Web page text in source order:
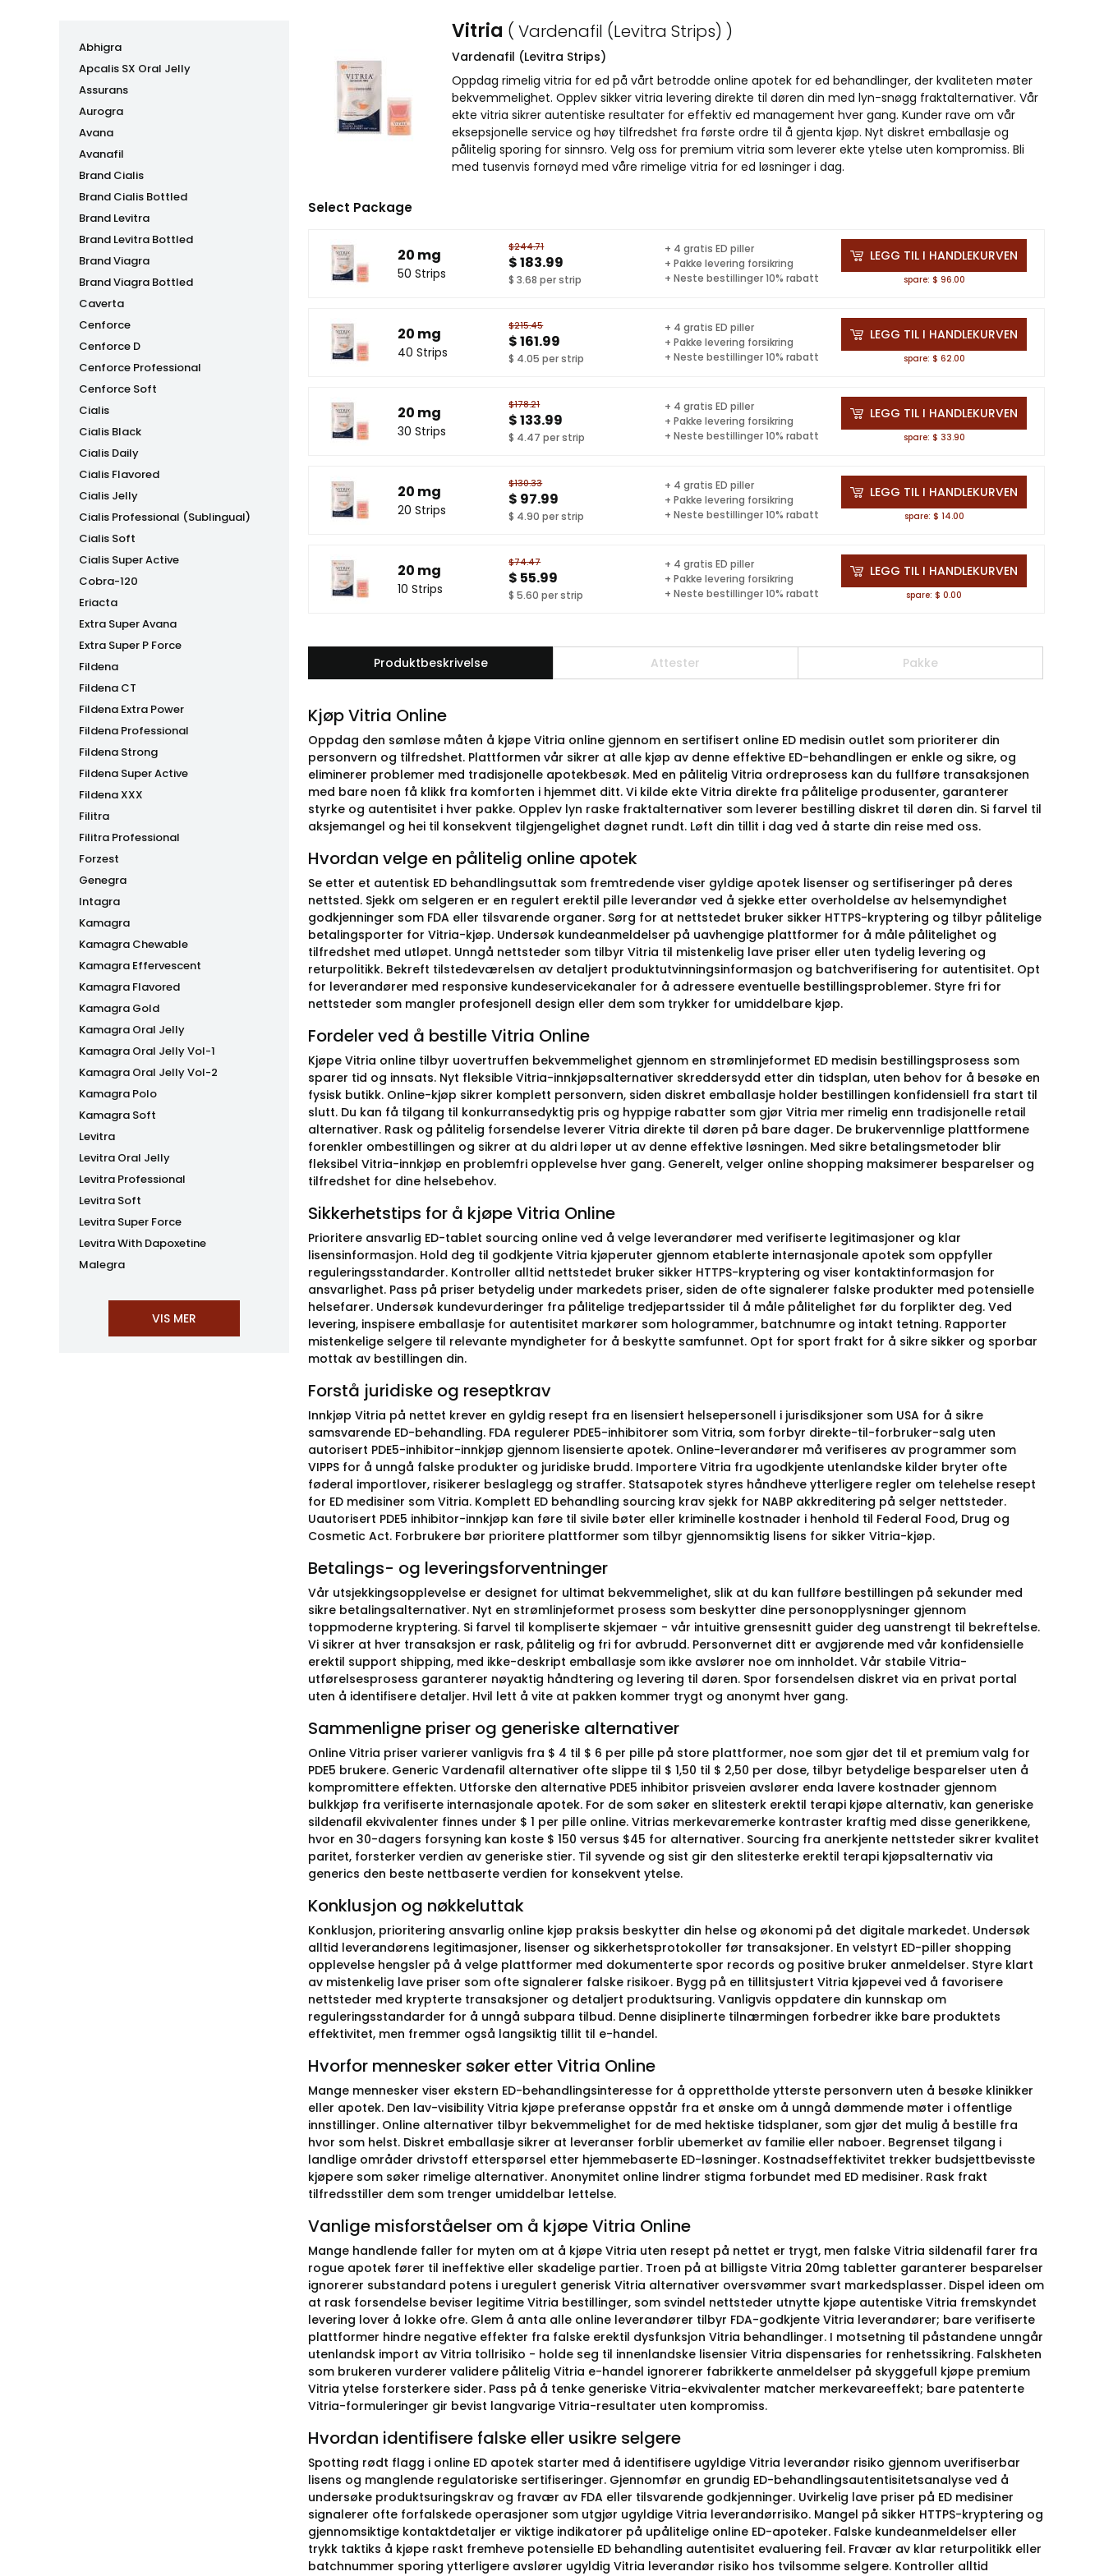
Abhigra
Apcalis SX Oral Jelly
Assurans
Aurogra
Avana
Avanafil
Brand Cialis
Brand Cialis Bottled
Brand Levitra
Brand Levitra Bottled
Brand Viagra
Brand Viagra Bottled
Caverta
Cenforce
Cenforce D
Cenforce Professional
Cenforce Soft
Cialis
Cialis Black
Cialis Daily
Cialis Flavored
Cialis Jelly
Cialis Professional (Sublingual)
Cialis Soft
Cialis Super Active
Cobra-120
Eriacta
Extra Super Avana
Extra Super P Force
Fildena
Fildena CT
Fildena Extra Power
Fildena Professional
Fildena Strong
Fildena Super Active
Fildena XXX
Filitra
Filitra Professional
Forzest
Genegra
Intagra
Kamagra
Kamagra Chewable
Kamagra Effervescent
Kamagra Flavored
Kamagra Gold
Kamagra Oral Jelly
Kamagra Oral Jelly Vol-1
Kamagra Oral Jelly Vol-2
Kamagra Polo
Kamagra Soft
Levitra
Levitra Oral Jelly
Levitra Professional
Levitra Soft
Levitra Super Force
Levitra With Dapoxetine
Malegra
Vitria ( Vardenafil (Levitra Strips) )
Vardenafil (Levitra Strips)
Oppdag rimelig vitria for ed på vårt betrodde online apotek for ed behandlinger, der kvaliteten møter
bekvemmelighet. Opplev sikker vitria levering direkte til døren din med lyn-snøgg fraktalternativer. Vår
ekte vitria sikrer autentiske resultater for effektiv ed management hver gang. Kunder rave om vår
eksepsjonelle service og høy tilfredshet fra første ordre til å gjenta kjøp. Nyt diskret emballasje og
pålitelig sporing for sinnsro. Velg oss for premium vitria som leverer ekte ytelse uten kompromiss. Bli
med tusenvis fornøyd med våre rimelige vitria for ed løsninger i dag.
Select Package
20 mg
50 Strips
$244.71
$ 183.99
$ 3.68 per strip
+ 4 gratis ED piller
+ Pakke levering forsikring
+ Neste bestillinger 10% rabatt
LEGG TIL I HANDLEKURVEN
spare: $ 96.00
20 mg
40 Strips
$215.45
$ 161.99
$ 4.05 per strip
+ 4 gratis ED piller
+ Pakke levering forsikring
+ Neste bestillinger 10% rabatt
LEGG TIL I HANDLEKURVEN
spare: $ 62.00
20 mg
30 Strips
$178.21
$ 133.99
$ 4.47 per strip
+ 4 gratis ED piller
+ Pakke levering forsikring
+ Neste bestillinger 10% rabatt
LEGG TIL I HANDLEKURVEN
spare: $ 33.90
20 mg
20 Strips
$130.33
$ 97.99
$ 4.90 per strip
+ 4 gratis ED piller
+ Pakke levering forsikring
+ Neste bestillinger 10% rabatt
LEGG TIL I HANDLEKURVEN
spare: $ 14.00
20 mg
10 Strips
$74.47
$ 55.99
$ 5.60 per strip
+ 4 gratis ED piller
+ Pakke levering forsikring
+ Neste bestillinger 10% rabatt
LEGG TIL I HANDLEKURVEN
spare: $ 0.00
Produktbeskrivelse Attester Pakke
Kjøp Vitria Online
Oppdag den sømløse måten å kjøpe Vitria online gjennom en sertifisert online ED medisin outlet som prioriterer din
personvern og tilfredshet. Plattformen vår sikrer at alle kjøp av denne effektive ED-behandlingen er enkle og sikre, og
eliminerer problemer med tradisjonelle apotekbesøk. Med en pålitelig Vitria ordreprosess kan du fullføre transaksjonen
med bare noen få klikk fra komforten i hjemmet ditt. Vi kilde ekte Vitria direkte fra pålitelige produsenter, garanterer
styrke og autentisitet i hver pakke. Opplev lyn raske fraktalternativer som leverer bestilling diskret til døren din. Si farvel til
aksjemangel og hei til konsekvent tilgjengelighet døgnet rundt. Løft din tillit i dag ved å starte din reise med oss.
Hvordan velge en pålitelig online apotek
Se etter et autentisk ED behandlingsuttak som fremtredende viser gyldige apotek lisenser og sertifiseringer på deres
nettsted. Sjekk om selgeren er en regulert erektil pille leverandør ved å sjekke etter overholdelse av helsemyndighet
godkjenninger som FDA eller tilsvarende organer. Sørg for at nettstedet bruker sikker HTTPS-kryptering og tilbyr pålitelige
betalingsporter for Vitria-kjøp. Undersøk kundeanmeldelser på uavhengige plattformer for å måle pålitelighet og
tilfredshet med utløpet. Unngå nettsteder som tilbyr Vitria til mistenkelig lave priser eller uten tydelig levering og
returpolitikk. Bekreft tilstedeværelsen av detaljert produktutvinningsinformasjon og batchverifisering for autentisitet. Opt
for leverandører med responsive kundeservicekanaler for å adressere eventuelle bestillingsproblemer. Styre fri for
nettsteder som mangler profesjonell design eller dem som trykker for umiddelbare kjøp.
Fordeler ved å bestille Vitria Online
Kjøpe Vitria online tilbyr uovertruffen bekvemmelighet gjennom en strømlinjeformet ED medisin bestillingsprosess som
sparer tid og innsats. Nyt fleksible Vitria-innkjøpsalternativer skreddersydd etter din tidsplan, uten behov for å besøke en
fysisk butikk. Online-kjøp sikrer komplett personvern, siden diskret emballasje holder bestillingen konfidensiell fra start til
slutt. Du kan få tilgang til konkurransedyktig pris og hyppige rabatter som gjør Vitria mer rimelig enn tradisjonelle retail
alternativer. Rask og pålitelig forsendelse leverer Vitria direkte til døren på bare dager. De brukervennlige plattformene
forenkler ombestillingen og sikrer at du aldri løper ut av denne effektive løsningen. Med sikre betalingsmetoder blir
fleksibel Vitria-innkjøp en problemfri opplevelse hver gang. Generelt, velger online shopping maksimerer besparelser og
tilfredshet for dine helsebehov.
Sikkerhetstips for å kjøpe Vitria Online
Prioritere ansvarlig ED-tablet sourcing online ved å velge leverandører med verifiserte legitimasjoner og klar
lisensinformasjon. Hold deg til godkjente Vitria kjøperuter gjennom etablerte internasjonale apotek som oppfyller
reguleringsstandarder. Kontroller alltid nettstedet bruker sikker HTTPS-kryptering og viser kontaktinformasjon for
ansvarlighet. Pass på priser betydelig under markedets priser, siden de ofte signalerer falske produkter med potensielle
helsefarer. Undersøk kundevurderinger fra pålitelige tredjepartssider til å måle pålitelighet før du forplikter deg. Ved
levering, inspisere emballasje for autentisitet markører som hologrammer, batchnumre og intakt tetning. Rapporter
mistenkelige selgere til relevante myndigheter for å beskytte samfunnet. Opt for sport frakt for å sikre sikker og sporbar
mottak av bestillingen din.
Forstå juridiske og reseptkrav
Innkjøp Vitria på nettet krever en gyldig resept fra en lisensiert helsepersonell i jurisdiksjoner som USA for å sikre
samsvarende ED-behandling. FDA regulerer PDE5-inhibitorer som Vitria, som forbyr direkte-til-forbruker-salg uten
autorisert PDE5-inhibitor-innkjøp gjennom lisensierte apotek. Online-leverandører må verifiseres av programmer som
VIPPS for å unngå falske produkter og juridiske brudd. Importere Vitria fra ugodkjente utenlandske kilder bryter ofte
føderal importlover, risikerer beslaglegg og straffer. Statsapotek styres håndheve ytterligere regler om telehelse resept
for ED medisiner som Vitria. Komplett ED behandling sourcing krav sjekk for NABP akkreditering på selger nettsteder.
Uautorisert PDE5 inhibitor-innkjøp kan føre til sivile bøter eller kriminelle kostnader i henhold til Federal Food, Drug og
Cosmetic Act. Forbrukere bør prioritere plattformer som tilbyr gjennomsiktig lisens for sikker Vitria-kjøp.
Betalings- og leveringsforventninger
Vår utsjekkingsopplevelse er designet for ultimat bekvemmelighet, slik at du kan fullføre bestillingen på sekunder med
sikre betalingsalternativer. Nyt en strømlinjeformet prosess som beskytter dine personopplysninger gjennom
toppmoderne kryptering. Si farvel til kompliserte skjemaer - vår intuitive grensesnitt guider deg uanstrengt til bekreftelse.
Vi sikrer at hver transaksjon er rask, pålitelig og fri for avbrudd. Personvernet ditt er avgjørende med vår konfidensielle
erektil support shipping, med ikke-deskript emballasje som ikke avslører noe om innholdet. Vår stabile Vitria-
utførelsesprosess garanterer nøyaktig håndtering og levering til døren. Spor forsendelsen diskret via en privat portal
uten å identifisere detaljer. Hvil lett å vite at pakken kommer trygt og anonymt hver gang.
Sammenligne priser og generiske alternativer
Online Vitria priser varierer vanligvis fra $ 4 til $ 6 per pille på store plattformer, noe som gjør det til et premium valg for
PDE5 brukere. Generic Vardenafil alternativer ofte slippe til $ 1,50 til $ 2,50 per dose, tilbyr betydelige besparelser uten å
kompromittere effekten. Utforske den alternative PDE5 inhibitor prisveien avslører enda lavere kostnader gjennom
bulkkjøp fra verifiserte internasjonale apotek. For de som søker en slitesterk erektil terapi kjøpe alternativ, kan generiske
sildenafil ekvivalenter finnes under $ 1 per pille online. Vitrias merkevaremerke kontraster kraftig med disse generikkene,
hvor en 30-dagers forsyning kan koste $ 150 versus $45 for alternativer. Sourcing fra anerkjente nettsteder sikrer kvalitet
paritet, forsterker verdien av generiske stier. Til syvende og sist gir den slitesterke erektil terapi kjøpsalternativ via
generics den beste nettbaserte verdien for konsekvent ytelse.
Konklusjon og nøkkeluttak
Konklusjon, prioritering ansvarlig online kjøp praksis beskytter din helse og økonomi på det digitale markedet. Undersøk
alltid leverandørens legitimasjoner, lisenser og sikkerhetsprotokoller før transaksjoner. En velstyrt ED-piller shopping
opplevelse hengsler på å velge plattformer med dokumenterte spor records og positive bruker anmeldelser. Styre klart
av mistenkelig lave priser som ofte signalerer falske risikoer. Bygg på en tillitsjustert Vitria kjøpevei ved å favorisere
nettsteder med krypterte transaksjoner og detaljert produktsuring. Vanligvis oppdatere din kunnskap om
reguleringsstandarder for å unngå subpara tilbud. Denne disiplinerte tilnærmingen forbedrer ikke bare produktets
effektivitet, men fremmer også langsiktig tillit til e-handel.
Hvorfor mennesker søker etter Vitria Online
Mange mennesker viser ekstern ED-behandlingsinteresse for å opprettholde ytterste personvern uten å besøke klinikker
eller apotek. Den lav-visibility Vitria kjøpe preferanse oppstår fra et ønske om å unngå dømmende møter i offentlige
innstillinger. Online alternativer tilbyr bekvemmelighet for de med hektiske tidsplaner, som gjør det mulig å bestille fra
hvor som helst. Diskret emballasje sikrer at leveranser forblir ubemerket av familie eller naboer. Begrenset tilgang i
landlige områder drivstoff etterspørsel etter hjemmebaserte ED-løsninger. Kostnadseffektivitet trekker budsjettbevisste
kjøpere som søker rimelige alternativer. Anonymitet online lindrer stigma forbundet med ED medisiner. Rask frakt
tilfredsstiller dem som trenger umiddelbar lettelse.
Vanlige misforståelser om å kjøpe Vitria Online
Mange handlende faller for myten om at å kjøpe Vitria uten resept på nettet er trygt, men falske Vitria sildenafil farer fra
rogue apotek fører til ineffektive eller skadelige partier. Troen på at billigste Vitria 20mg tabletter garanterer besparelser
ignorerer substandard potens i uregulert generisk Vitria alternativer oversvømmer svart markedsplasser. Dispel ideen om
at rask forsendelse beviser legitime Vitria bestillinger, som svindel nettsteder utnytte kjøpe autentiske Vitria fremskyndet
levering lover å lokke ofre. Glem å anta alle online leverandører tilbyr FDA-godkjente Vitria leverandører; bare verifiserte
plattformer hindre negative effekter fra falske erektil dysfunksjon Vitria behandlinger. I motsetning til påstandene unngår
utenlandsk import av Vitria tollrisiko - holde seg til innenlandske lisensier Vitria dispensaries for renhetssikring. Falskheten
som brukeren vurderer validere pålitelig Vitria e-handel ignorerer fabrikkerte anmeldelser på skyggefull kjøpe premium
Vitria ytelse forsterkere sider. Pass på å tenke generiske Vitria-ekvivalenter matcher merkevareeffekt; bare patenterte
Vitria-formuleringer gir bevist langvarige Vitria-resultater uten kompromiss.
Hvordan identifisere falske eller usikre selgere
Spotting rødt flagg i online ED apotek starter med å identifisere ugyldige Vitria leverandør risiko gjennom uverifiserbar
lisens og manglende regulatoriske sertifiseringer. Gjennomfør en grundig ED-behandlingsautentisitetsanalyse ved å
undersøke produktsuringskrav og fravær av FDA eller tilsvarende godkjenninger. Uvirkelig lave priser på ED medisiner
signalerer ofte forfalskede operasjoner som utgjør ugyldige Vitria leverandørrisiko. Mangel på sikker HTTPS-kryptering og
gjennomsiktige kontaktdetaljer er viktige indikatorer på upålitelige online ED-apoteker. Falske kundeanmeldelser eller
trykk taktiks å kjøpe raskt fremheve potensielle ED behandling autentisitet evaluering feil. Fravær av klar returpolitikk eller
batchnummer sporing ytterligere avslører ugyldig Vitria leverandør risiko hos tvilsomme selgere. Kontroller alltid